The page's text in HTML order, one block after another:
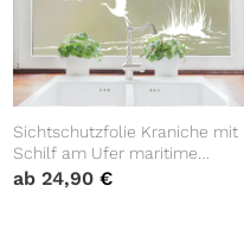
Sichtschutzfolie Kraniche mit
Schilf am Ufer maritime
Fensterfolie Fensterdeko
ab24,90€